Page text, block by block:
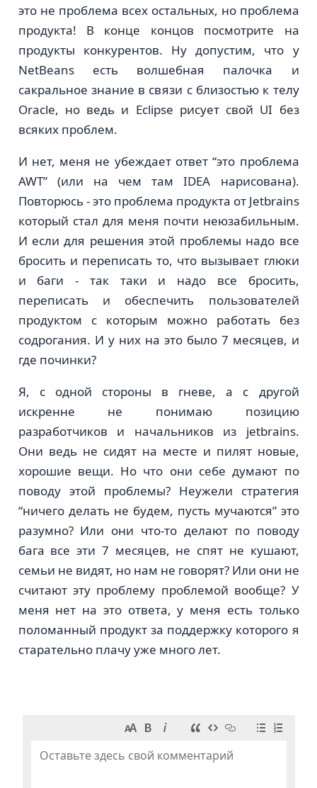
это не проблема всех остальныx, но проблема
продукта! В конце концов посмотрите на
продукты конкурентов. Ну допустим, что у
NetBeans есть волшебная палочка и
сакральное знание в связи с близостью к телу
Oracle, но ведь и Eclipse рисует свой UI без
всяких проблем.
И нет, меня не убеждает ответ “это проблема
AWT” (или на чем там IDEA нарисована).
Повторюсь - это проблема продукта от Jetbrains
который стал для меня почти неюзабильным.
И если для решения этой проблемы надо все
бросить и переписать то, что вызывает глюки
и баги - так таки и надо все бросить,
переписать и обеспечить пользователей
продуктом с которым можно работать без
содрогания. И у них на это было 7 месяцев, и
где починки?
Я, с одной стороны в гневе, а с другой
искренне не понимаю позицию
разработчиков и начальников из jetbrains.
Они ведь не сидят на месте и пилят новые,
хорошие вещи. Но что они себе думают по
поводу этой проблемы? Неужели стратегия
“ничего делать не будем, пусть мучаются” это
разумно? Или они что-то делают по поводу
бага все эти 7 месяцев, не спят не кушают,
семьи не видят, но нам не говорят? Или они не
считают эту проблему проблемой вообще? У
меня нет на это ответа, у меня есть только
поломанный продукт за поддержку которого я
старательно плачу уже много лет.